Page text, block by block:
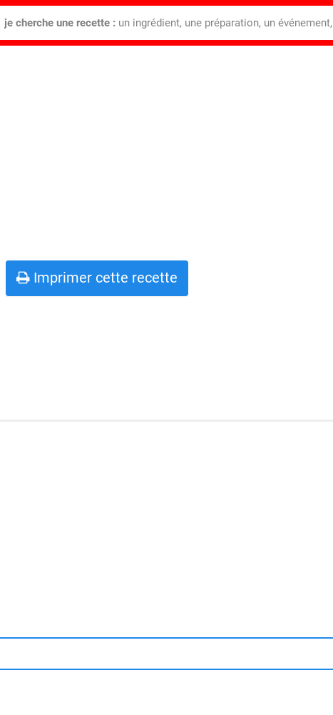
je cherche une recette : un ingrédient, une préparation, un événement,
Imprimer cette recette